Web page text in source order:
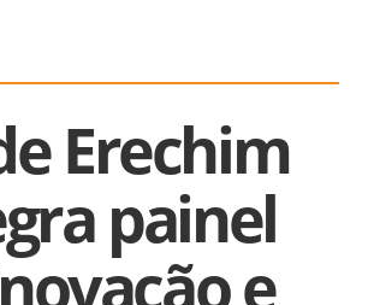
Erechim
painel
e